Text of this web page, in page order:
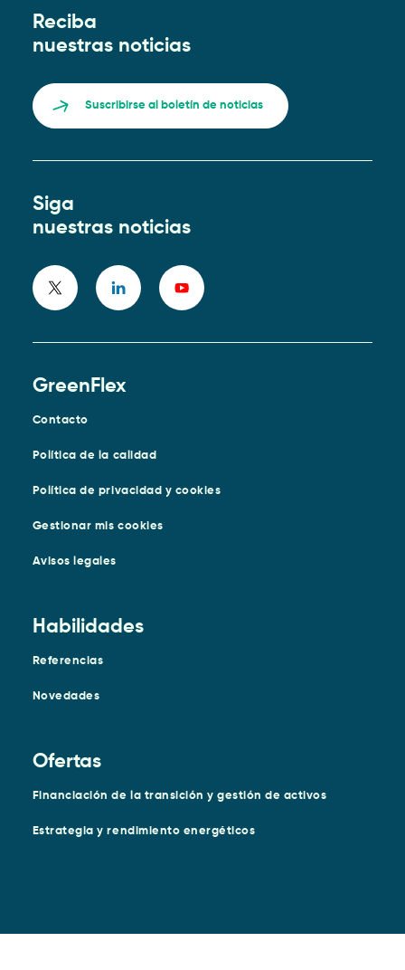
Reciba
nuestras noticias
Suscribirse al boletín de noticias
Siga
nuestras noticias
GreenFlex
Contacto
Política de la calidad
Política de privacidad y cookies
Gestionar mis cookies
Avisos legales
Habilidades
Referencias
Novedades
Ofertas
Financiación de la transición y gestión de activos
Estrategia y rendimiento energéticos